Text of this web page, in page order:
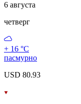
6 августа
четверг
+ 16 °С
пасмурно
USD 80.93